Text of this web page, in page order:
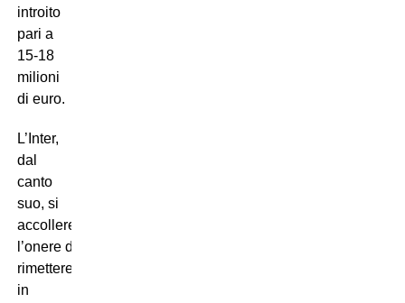
introito
pari a
15-18
milioni
di euro.
L’Inter,
dal
canto
suo, si
accollerebbe
l’onere di
rimettere
in